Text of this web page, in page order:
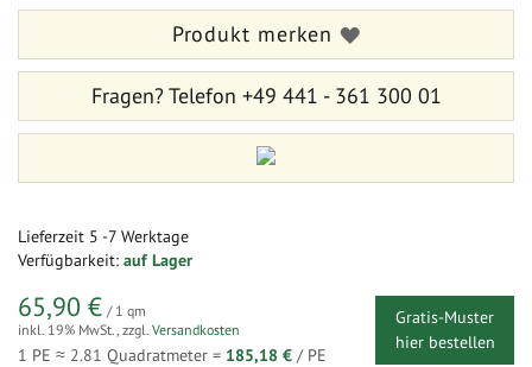
Lieferzeit 5 -7 Werktage
Verfügbarkeit: auf Lager
65,90 € / 1 qm
inkl. 19% MwSt., zzgl. Versandkosten
1 PE ≈ 2.81 Quadratmeter = 185,18 € / PE
Gratis-Muster
hier bestellen
Produkt merken
Fragen?Telefon +49 441 - 361 300 01